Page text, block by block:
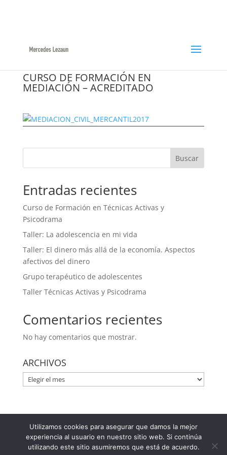
CURSO DE FORMACIÓN EN
MEDIACIÓN – ACREDITADO
Buscar
Entradas recientes
Curso de Formación en Técnicas Activas y
Psicodrama
Taller: La adolescencia en mi vida
Taller: El dinero más allá de la economía. Aspectos
afectivos del dinero
Grupo terapéutico de adolescentes
Taller Técnicas Activas y Psicodrama
Comentarios recientes
No hay comentarios que mostrar.
ARCHIVOS
ARCHIVOS
Plaza Felisa Munárriz 2 - Entrepl. A 31005 Pamplona
(Navarra) 948 366 047 / 629 144 422
ml@mercedeslezaun.com|Aviso legal|Política de
Utilizamos cookies para asegurar que damos la mejor
experiencia al usuario en nuestro sitio web. Si continúa
utilizando este sitio asumiremos que está de acuerdo.